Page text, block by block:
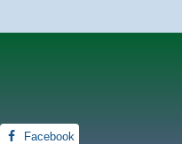
Facebook